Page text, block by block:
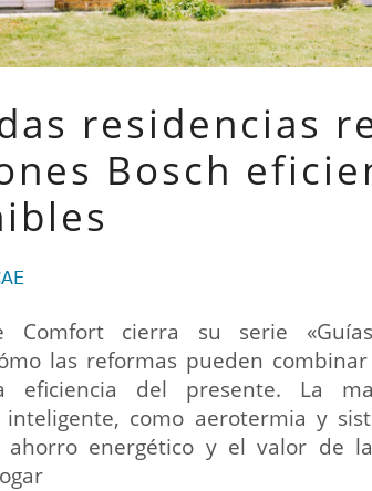
residencias
Bosch
Comfort cierra su serie
las reformas pueden
del presente. La
inteligente, como aerotermia y
ahorro energético y el valor de